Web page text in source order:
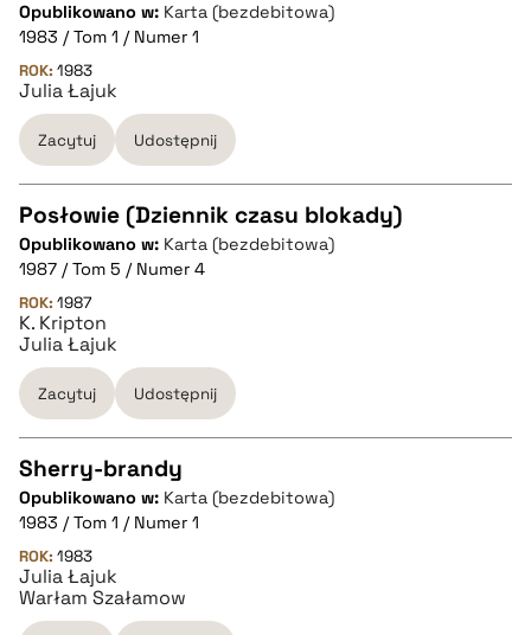
CZYSTY TEKST
pobierz cytat
BIBTEX
pobierz cytat
Opublikowano w: Karta (bezdebitowa)
1983 / Tom 1 / Numer 1
ROK: 1983
Julia Łajuk
Zacytuj Udostępnij
CZYSTY TEKST
pobierz cytat
BIBTEX
pobierz cytat
Posłowie (Dziennik czasu blokady)
Opublikowano w: Karta (bezdebitowa)
1987 / Tom 5 / Numer 4
ROK: 1987
K. Kripton
Julia Łajuk
Zacytuj Udostępnij
CZYSTY TEKST
pobierz cytat
Sherry-brandy
Opublikowano w: Karta (bezdebitowa)
1983 / Tom 1 / Numer 1
ROK: 1983
Julia Łajuk
Warłam Szałamow